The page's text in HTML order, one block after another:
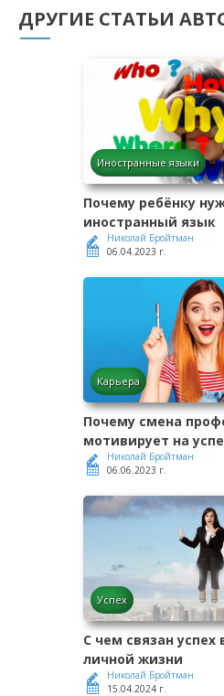
ДРУГИЕ СТАТЬИ
Иностранные языки
Почему ребёнку
иностранный язык
Николай Бройтман
06.04.2023 г.
Карьера
Почему смена
мотивирует на
Николай Бройтман
06.06.2023 г.
Успех
С чем связан успех
личной жизни
Николай Бройтман
15.04.2024 г.